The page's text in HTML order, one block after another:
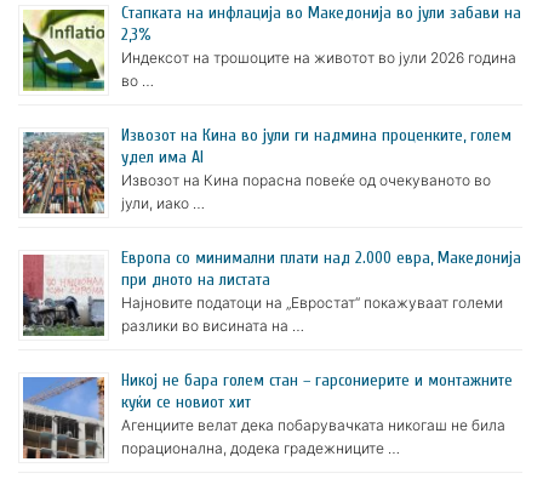
Стапката на инфлација во Македонија во јули забави на
2,3%
Индексот на трошоците на животот во јули 2026 година
во …
Извозот на Кина во јули ги надмина проценките, голем
удел има AI
Извозот на Кина порасна повеќе од очекуваното во
јули, иако …
Европа со минимални плати над 2.000 евра, Македонија
при дното на листата
Најновите податоци на „Евростат“ покажуваат големи
разлики во висината на …
Никој не бара голем стан – гарсониерите и монтажните
куќи се новиот хит
Агенциите велат дека побарувачката никогаш не била
порационална, додека градежниците …